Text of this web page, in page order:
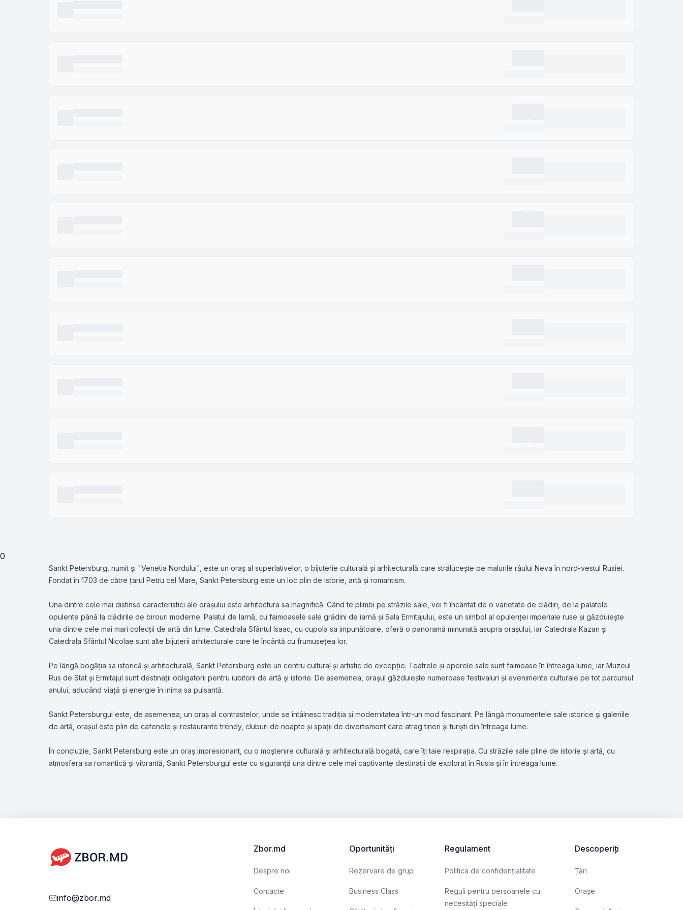
0
Sankt Petersburg, numit și "Venetia Nordului", este un oraș al superlativelor, o bijuterie culturală și arhitecturală care strălucește pe malurile râului Neva în nord-vestul Rusiei.
Fondat în 1703 de către țarul Petru cel Mare, Sankt Petersburg este un loc plin de istorie, artă și romantism.
Una dintre cele mai distinse caracteristici ale orașului este arhitectura sa magnifică. Când te plimbi pe străzile sale, vei fi încântat de o varietate de clădiri, de la palatele
opulente până la clădirile de birouri moderne. Palatul de Iarnă, cu faimoasele sale grădini de iarnă și Sala Ermitajului, este un simbol al opulenței imperiale ruse și găzduiește
una dintre cele mai mari colecții de artă din lume. Catedrala Sfântul Isaac, cu cupola sa impunătoare, oferă o panoramă minunată asupra orașului, iar Catedrala Kazan și
Catedrala Sfântul Nicolae sunt alte bijuterii arhitecturale care te încântă cu frumusețea lor.
Pe lângă bogăția sa istorică și arhitecturală, Sankt Petersburg este un centru cultural și artistic de excepție. Teatrele și operele sale sunt faimoase în întreaga lume, iar Muzeul
Rus de Stat și Ermitajul sunt destinații obligatorii pentru iubitorii de artă și istorie. De asemenea, orașul găzduiește numeroase festivaluri și evenimente culturale pe tot parcursul
anului, aducând viață și energie în inima sa pulsantă.
Sankt Petersburgul este, de asemenea, un oraș al contrastelor, unde se întâlnesc tradiția și modernitatea într-un mod fascinant. Pe lângă monumentele sale istorice și galeriile
de artă, orașul este plin de cafenele și restaurante trendy, cluburi de noapte și spații de divertisment care atrag tineri și turiști din întreaga lume.
În concluzie, Sankt Petersburg este un oraș impresionant, cu o moștenire culturală și arhitecturală bogată, care îți taie respirația. Cu străzile sale pline de istorie și artă, cu
atmosfera sa romantică și vibrantă, Sankt Petersburgul este cu siguranță una dintre cele mai captivante destinații de explorat în Rusia și în întreaga lume.
info@zbor.md
Zbor.md
Despre noi
Contacte
Oportunități
Rezervare de grup
Business Class
Regulament
Politica de confidențialitate
Reguli pentru persoanele cu
necesități speciale
Descoperiți
Țări
Orașe